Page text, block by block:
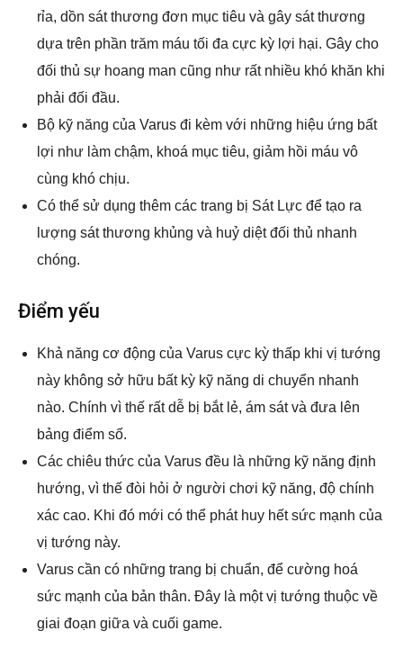
rỉa, dồn sát thương đơn mục tiêu và gây sát thương
dựa trên phần trăm máu tối đa cực kỳ lợi hại. Gây cho
đối thủ sự hoang man cũng như rất nhiều khó khăn khi
phải đối đầu.
Bộ kỹ năng của Varus đi kèm với những hiệu ứng bất
lợi như làm chậm, khoá mục tiêu, giảm hồi máu vô
cùng khó chịu.
Có thể sử dụng thêm các trang bị Sát Lực để tạo ra
lượng sát thương khủng và huỷ diệt đối thủ nhanh
chóng.
Điểm yếu
Khả năng cơ động của Varus cực kỳ thấp khi vị tướng
này không sở hữu bất kỳ kỹ năng di chuyển nhanh
nào. Chính vì thế rất dễ bị bắt lẻ, ám sát và đưa lên
bảng điểm số.
Các chiêu thức của Varus đều là những kỹ năng định
hướng, vì thế đòi hỏi ở người chơi kỹ năng, độ chính
xác cao. Khi đó mới có thể phát huy hết sức mạnh của
vị tướng này.
Varus cần có những trang bị chuẩn, để cường hoá
sức mạnh của bản thân. Đây là một vị tướng thuộc về
giai đoạn giữa và cuối game.